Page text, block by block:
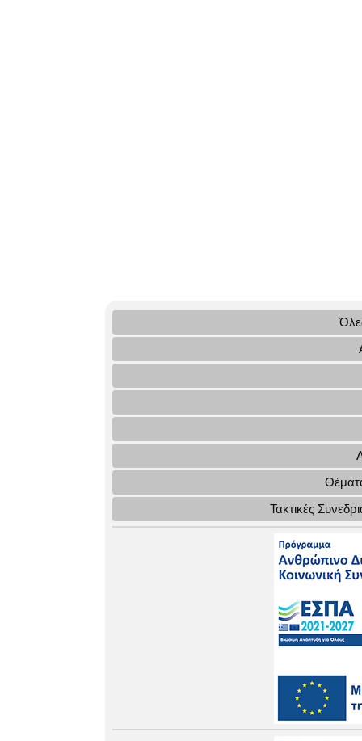
Τακτικές